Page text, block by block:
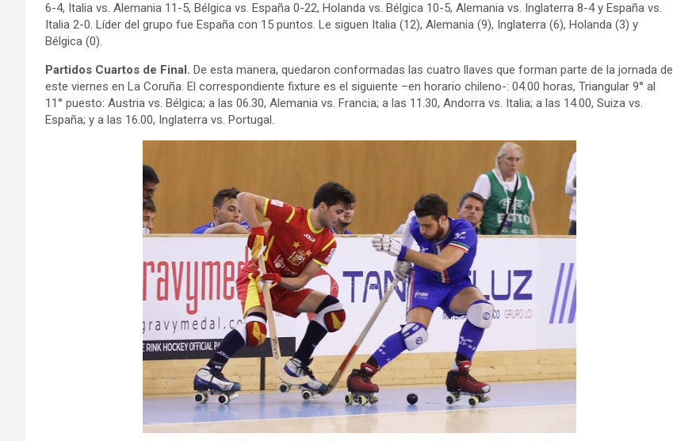
6-4, Italia vs. Alemania 11-5, Bélgica vs. España 0-22, Holanda vs. Bélgica 10-5, Alemania vs. Inglaterra 8-4 y España vs.
Italia 2-0. Líder del grupo fue España con 15 puntos. Le siguen Italia (12), Alemania (9), Inglaterra (6), Holanda (3) y
Bélgica (0).
Partidos Cuartos de Final. De esta manera, quedaron conformadas las cuatro llaves que forman parte de la jornada de
este viernes en La Coruña. El correspondiente fixture es el siguiente –en horario chileno-: 04.00 horas, Triangular 9° al
11° puesto: Austria vs. Bélgica; a las 06.30, Alemania vs. Francia; a las 11.30, Andorra vs. Italia; a las 14.00, Suiza vs.
España; y a las 16.00, Inglaterra vs. Portugal.